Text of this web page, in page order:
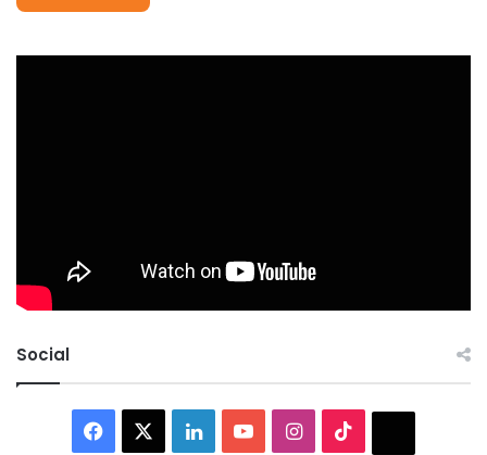
Social
Facebook LinkedInYouTubeInstagram